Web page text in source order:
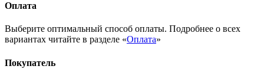
Оплата
Выберите оптимальный способ оплаты. Подробнее о всех
вариантах читайте в разделе «Оплата»
Покупатель